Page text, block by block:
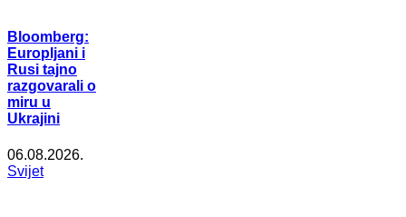
Bloomberg:
Europljani i
Rusi tajno
razgovarali o
miru u
Ukrajini
06.08.2026.
Svijet